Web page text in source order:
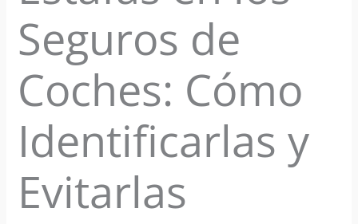
Seguros de
Coches: Cómo
Identificarlas y
Evitarlas